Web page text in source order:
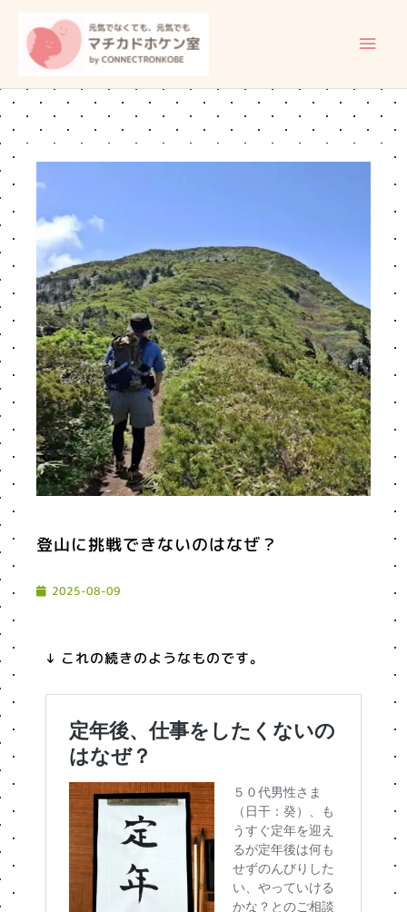
ッ
プ
イ
ン
メ
登山に挑戦できないのはなぜ？
2025-08-09
↓ これの続きのようなものです。